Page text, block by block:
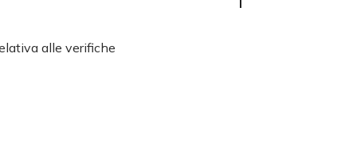
alle verifiche